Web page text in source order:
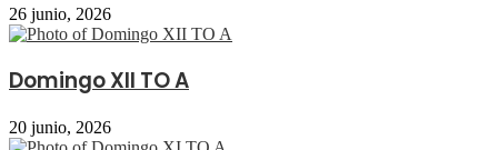
26 junio, 2026
Domingo XII TO A
20 junio, 2026